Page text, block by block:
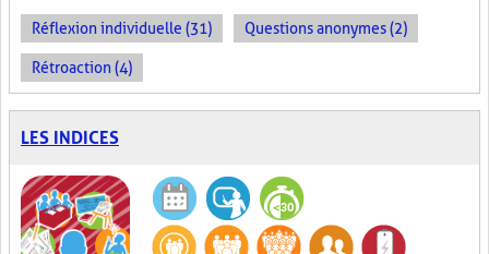
Réflexion individuelle (31) Questions anonymes (2)
Rétroaction (4)
LES INDICES